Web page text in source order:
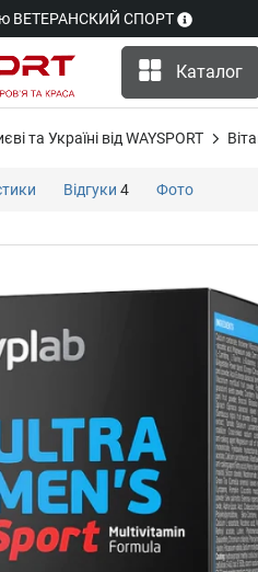
ВЕТЕРАНСКИЙ СПОРТ
Каталог
та Україні від WAYSPORT
Відгуки 4 Фото